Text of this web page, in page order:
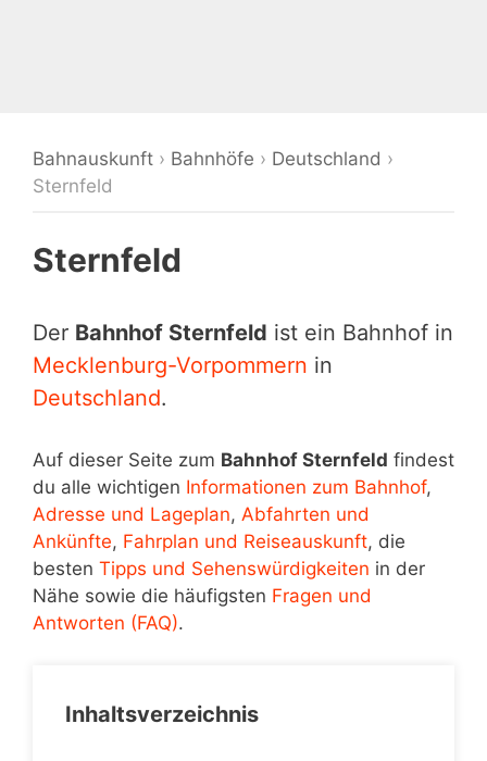
Bahnauskunft › Bahnhöfe › Deutschland ›
Sternfeld
Sternfeld
Der Bahnhof Sternfeld ist ein Bahnhof in
Mecklenburg-Vorpommern in
Deutschland.
Auf dieser Seite zum Bahnhof Sternfeld findest
du alle wichtigen Informationen zum Bahnhof,
Adresse und Lageplan, Abfahrten und
Ankünfte, Fahrplan und Reiseauskunft, die
besten Tipps und Sehenswürdigkeiten in der
Nähe sowie die häufigsten Fragen und
Antworten (FAQ).
Inhaltsverzeichnis